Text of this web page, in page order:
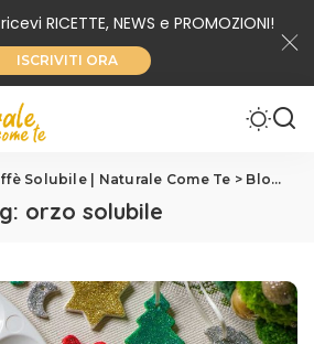
ricevi RICETTE, NEWS e PROMOZIONI!
ISCRIVITI ORA
Solubile | Naturale Come Te > Blog
orzo solubile